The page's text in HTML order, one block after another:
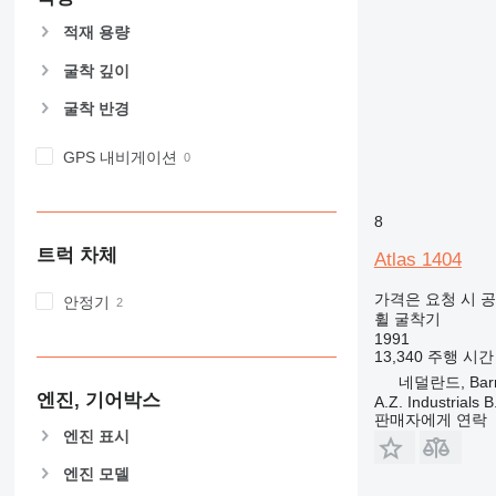
적재 용량
굴착 깊이
굴착 반경
GPS 내비게이션
트럭 차체
안정기
엔진, 기어박스
엔진 표시
엔진 모델
8
Atlas 1404
가격은 요청 시
휠 굴착기
1991
13,340 주행 시간
네덜란드,
A.Z. Industrials
판매자에게 연락